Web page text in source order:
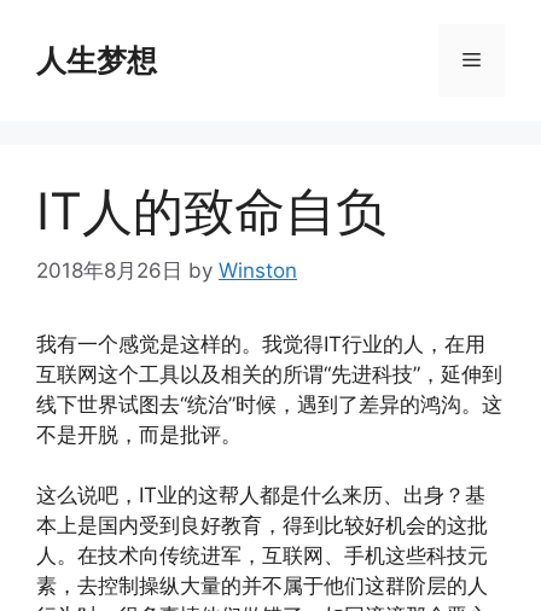
content人生梦想 Menu
IT人的致命自负
2018年8月26日 by Winston
我有一个感觉是这样的。我觉得IT行业的人，在用
互联网这个工具以及相关的所谓“先进科技”，延伸到
线下世界试图去“统治”时候，遇到了差异的鸿沟。这
不是开脱，而是批评。
这么说吧，IT业的这帮人都是什么来历、出身？基
本上是国内受到良好教育，得到比较好机会的这批
人。在技术向传统进军，互联网、手机这些科技元
素，去控制操纵大量的并不属于他们这群阶层的人